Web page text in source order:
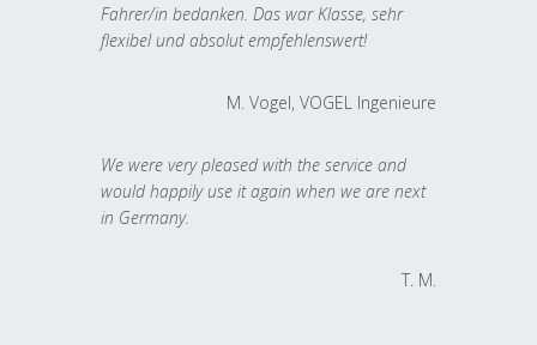
Fahrer/in bedanken. Das war Klasse, sehr
flexibel und absolut empfehlenswert!
M. Vogel, VOGEL Ingenieure
We were very pleased with the service and
would happily use it again when we are next
in Germany.
T. M.